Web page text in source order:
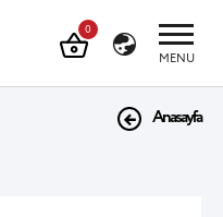
MENU
0
Anasayfa